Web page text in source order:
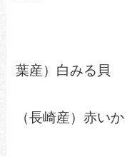
（富山
葉産）白みる貝
（島根
（長崎産）赤いか
（輪島